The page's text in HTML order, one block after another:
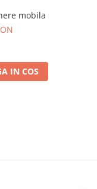
mobila
IN COS